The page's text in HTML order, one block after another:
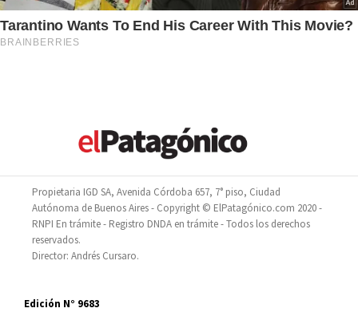
Propietaria IGD SA, Avenida Córdoba 657, 7° piso, Ciudad
Autónoma de Buenos Aires - Copyright © ElPatagónico.com 2020 -
RNPI En trámite - Registro DNDA en trámite - Todos los derechos
reservados.
Director: Andrés Cursaro.
Edición N° 9683